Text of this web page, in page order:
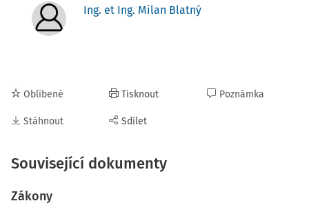
Ing. et Ing. Milan Blatný
Oblíbené
Stáhnout
Tisknout
Sdílet
Poznámka
Související dokumenty
Zákony